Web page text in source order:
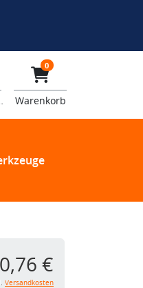
0
Warenkorb
€
Versandkosten